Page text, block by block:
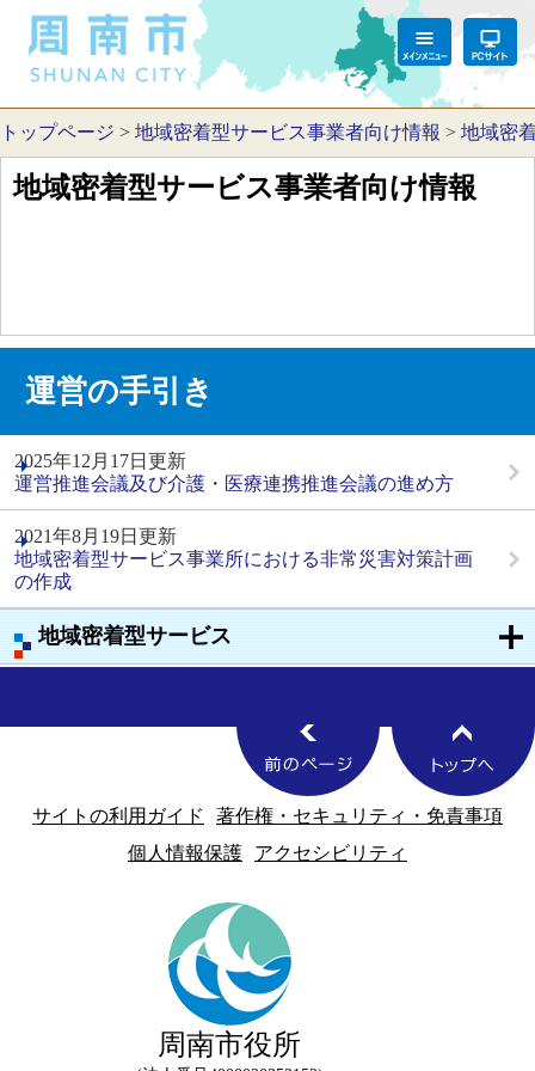
トップページ > 地域密着型サービス事業者向け情報 > 地域密
地域密着型サービス事業者向け情報
地域密着型サービス
運営の手引き
2025年12月17日更新
運営推進会議及び介護・医療連携推進会議の進め方
2021年8月19日更新
地域密着型サービス事業所における非常災害対策計画
の作成
サイトの利用ガイド
著作権・セキュリティ・免責事項
個人情報保護
アクセシビリティ
周南市役所